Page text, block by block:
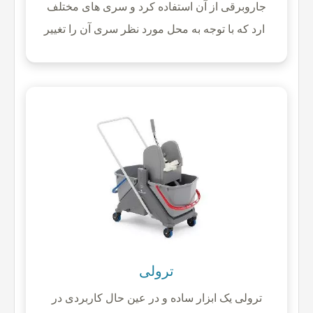
جاروبرقی از آن استفاده کرد و سری های مختلف
دارد که با توجه به محل مورد نظر سری آن را تغییر
ترولی
ترولی یک ابزار ساده و در عین حال کاربردی در